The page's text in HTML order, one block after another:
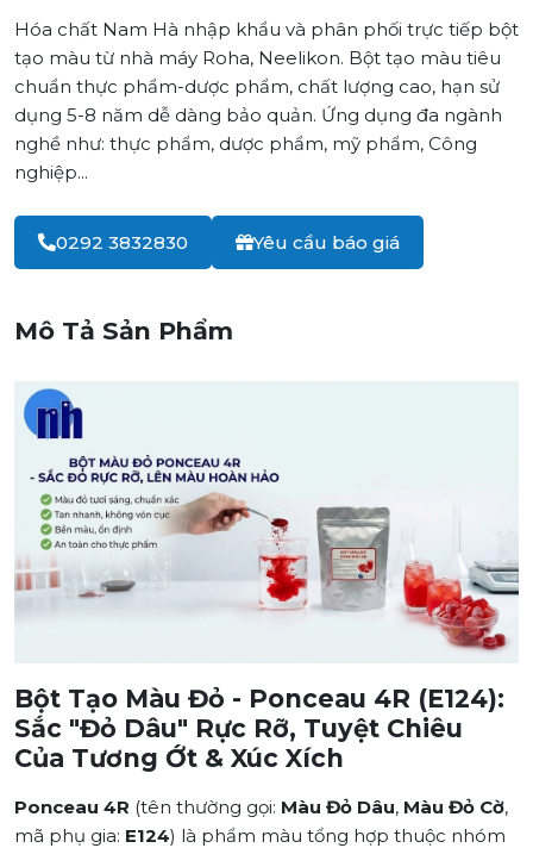
Hóa chất Nam Hà nhập khẩu và phân phối trực tiếp bột
tạo màu từ nhà máy Roha, Neelikon. Bột tạo màu tiêu
chuẩn thực phẩm-dược phẩm, chất lượng cao, hạn sử
dụng 5-8 năm dễ dàng bảo quản. Ứng dụng đa ngành
nghề như: thực phẩm, dược phẩm, mỹ phẩm, Công
nghiệp...
0292 3832830 Yêu cầu báo giá
Mô Tả Sản Phẩm
Bột Tạo Màu Đỏ - Ponceau 4R (E124):
Sắc "Đỏ Dâu" Rực Rỡ, Tuyệt Chiêu
Của Tương Ớt & Xúc Xích
Ponceau 4R (tên thường gọi: Màu Đỏ Dâu, Màu Đỏ Cờ,
mã phụ gia: E124) là phẩm màu tổng hợp thuộc nhóm